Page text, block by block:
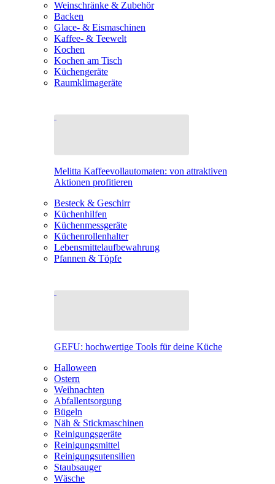
Weinschränke & Zubehör
Backen
Glace- & Eismaschinen
Kaffee- & Teewelt
Kochen
Kochen am Tisch
Küchengeräte
Raumklimageräte
Melitta Kaffeevollautomaten: von attraktiven
Aktionen profitieren
Besteck & Geschirr
Küchenhilfen
Küchenmessgeräte
Küchenrollenhalter
Lebensmittelaufbewahrung
Pfannen & Töpfe
GEFU: hochwertige Tools für deine Küche
Halloween
Ostern
Weihnachten
Abfallentsorgung
Bügeln
Näh & Stickmaschinen
Reinigungsgeräte
Reinigungsmittel
Reinigungsutensilien
Staubsauger
Wäsche